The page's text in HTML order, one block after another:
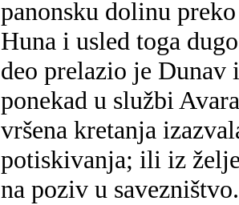
panonsku dolinu
Huna i usled toga
deo prelazio je
ponekad u službi
vršena kretanja
potiskivanja; ili iz
na poziv u savezništvo.